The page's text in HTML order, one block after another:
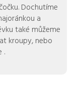
Dochutíme
a
také můžeme
kroupy, nebo
.